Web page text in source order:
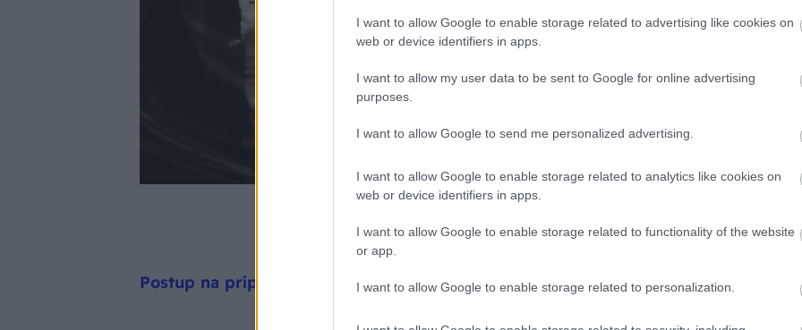
I want to allow Google to enable storage related to advertising like cookies on
web or device identifiers in apps.
I want to allow my user data to be sent to Google for online advertising
purposes.
I want to allow Google to send me personalized advertising.
I want to allow Google to enable storage related to analytics like cookies on
web or device identifiers in apps.
I want to allow Google to enable storage related to functionality of the website
or app.
I want to allow Google to enable storage related to personalization.
Postup na prípravu cesta: